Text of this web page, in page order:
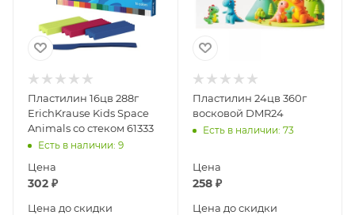
Пластилин 16цв 288г
ErichKrause Kids Space
Animals со стеком 61333
Есть в наличии: 9
Цена
302 ₽
Цена до скидки
Пластилин 24цв 360г
восковой DMR24
Есть в наличии: 73
Цена
258₽
Цена до скидки